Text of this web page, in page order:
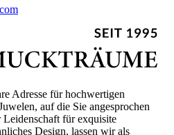
Adresse für hochwertigen
auf die Sie angesprochen
Leidenschaft für exquisite
Design, lassen wir als